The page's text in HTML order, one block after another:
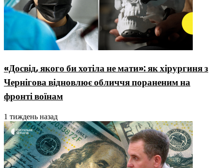
«Досвід, якого би хотіла не мати»: як хірургиня з
Чернігова відновлює обличчя пораненим на
фронті воїнам
1 тиждень назад